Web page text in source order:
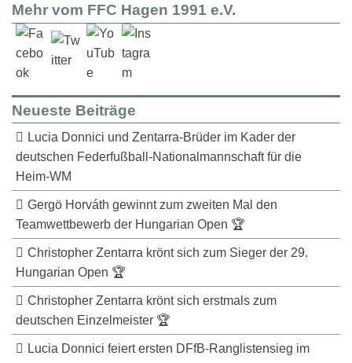
Mehr vom FFC Hagen 1991 e.V.
Neueste Beiträge
Lucia Donnici und Zentarra-Brüder im Kader der
deutschen Federfußball-Nationalmannschaft für die
Heim-WM
Gergö Horváth gewinnt zum zweiten Mal den
Teamwettbewerb der Hungarian Open 🏆
Christopher Zentarra krönt sich zum Sieger der 29.
Hungarian Open 🏆
Christopher Zentarra krönt sich erstmals zum
deutschen Einzelmeister 🏆
Lucia Donnici feiert ersten DFfB-Ranglistensieg im